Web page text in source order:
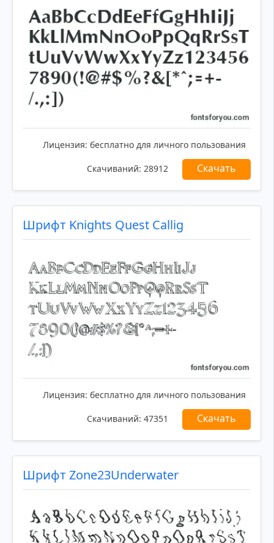
Лицензия: бесплатно для личного пользования
Скачиваний: 28912 Скачать
Шрифт Knights Quest Callig
Лицензия: бесплатно для личного пользования
Скачиваний: 47351 Скачать
Шрифт Zone23Underwater